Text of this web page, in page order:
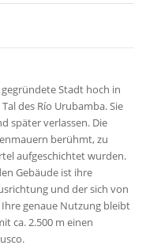
Stadt hoch in
des Río Urubamba. Sie
später verlassen. Die
berühmt, zu
aufgeschichtet wurden.
Gebäude ist ihre
und der sich von
genaue Nutzung bleibt
ca. 2.500 m einen